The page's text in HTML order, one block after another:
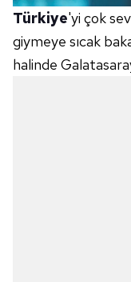
Türkiye'yi çok
giymeye sıcak
halinde